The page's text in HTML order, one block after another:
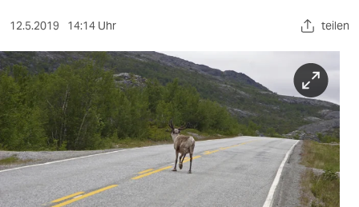
sport
berlin
nord
wahrheit
12.5.2019 14:14 Uhr teilen